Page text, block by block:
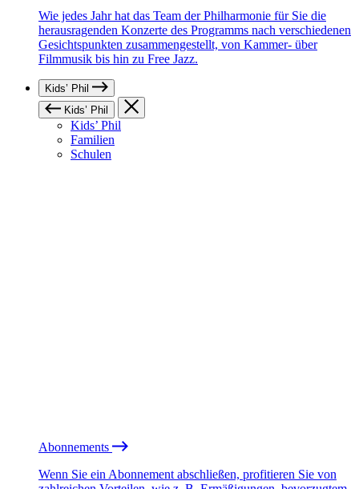
Wie jedes Jahr hat das Team der Philharmonie für Sie die
herausragenden Konzerte des Programms nach verschiedenen
Gesichtspunkten zusammengestellt, von Kammer- über
Filmmusik bis hin zu Free Jazz.
Kids’ Phil
Kids’ Phil
Kids’ Phil
Familien
Schulen
Abonnements
Wenn Sie ein Abonnement abschließen, profitieren Sie von